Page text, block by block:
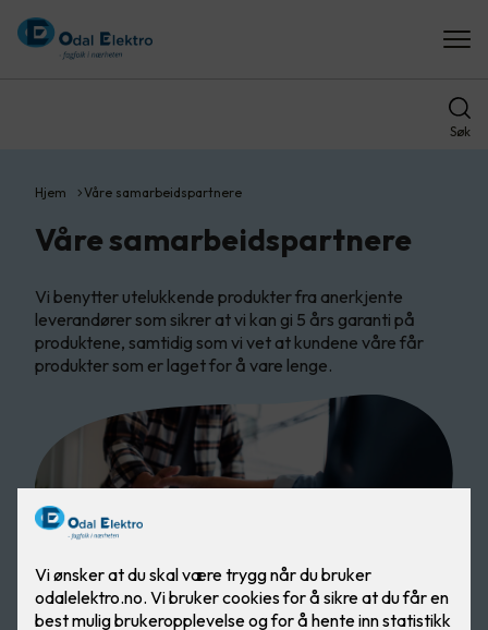
Søk
Hjem Våre samarbeidspartnere
Våre samarbeidspartnere
Vi benytter utelukkende produkter fra anerkjente
leverandører som sikrer at vi kan gi 5 års garanti på
produktene, samtidig som vi vet at kundene våre får
produkter som er laget for å vare lenge.